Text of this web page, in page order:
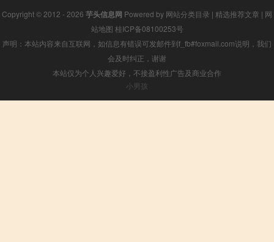
Copyright © 2012 - 2026 芋头信息网 Powered by 网站分类目录 | 精选推荐文章 | 网
站地图 桂ICP备08100253号
声明：本站内容来自互联网，如信息有错误可发邮件到f_fb#foxmail.com说明，我们
会及时纠正，谢谢
本站仅为个人兴趣爱好，不接盈利性广告及商业合作
小男孩